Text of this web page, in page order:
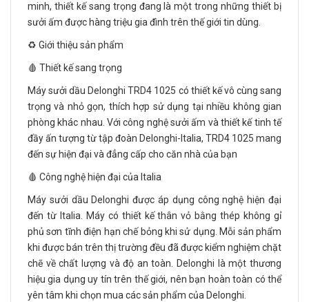
minh, thiết kế sang trọng đang là một trong những thiết bị
sưởi ấm được hàng triệu gia đình trên thế giới tin dùng.
♻️ Giới thiệu sản phẩm
🩸 Thiết kế sang trọng
Máy sưởi dầu Delonghi TRD4 1025 có thiết kế vô cùng sang
trọng và nhỏ gọn, thích hợp sử dụng tại nhiều không gian
phòng khác nhau. Với công nghệ sưởi ấm và thiết kế tinh tế
đầy ấn tượng từ tập đoàn Delonghi-Italia, TRD4 1025 mang
đến sự hiện đại và đẳng cấp cho căn nhà của bạn
🩸 Công nghệ hiện đại của Italia
Máy sưởi dầu Delonghi được áp dụng công nghệ hiện đại
đến từ Italia. Máy có thiết kế thân vỏ bằng thép không gỉ
phủ sơn tĩnh điện hạn chế bỏng khi sử dụng. Mỗi sản phẩm
khi được bán trên thị trường đều đã được kiểm nghiệm chặt
chẽ về chất lượng và độ an toàn. Delonghi là một thương
hiệu gia dụng uy tín trên thế giới, nên bạn hoàn toàn có thể
yên tâm khi chọn mua các sản phẩm của Delonghi.